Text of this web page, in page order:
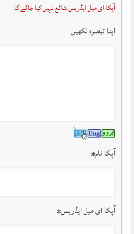
آپکا ای میل ایڈریس شائع نہیں کیا جائے گا
اپنا تبصرہ لکھیں
آپکا نام*
آپکا ای میل ایڈریس*